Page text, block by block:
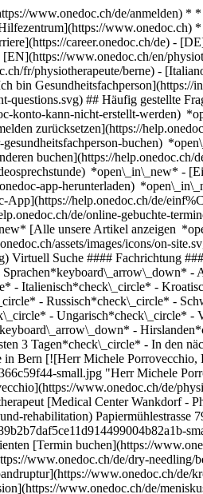
www.onedoc.ch/de/anmelden) *
career.onedoc.ch/de) -
www.onedoc.ch/en/
fr/physiotherapeute/berne) -
bin Gesundheitsfachperson](https://
## Häufig gestellte
konto-kann-nicht-erstellt-werden)
zurücksetzen](https://
buchen)
buchen](https://help.onedoc.ch/
*open\_in\_new* -
app-herunterladen)
help.onedoc.ch/de/